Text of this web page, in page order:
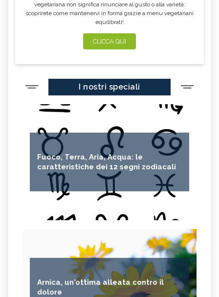
vegetariana non significa rinunciare al gusto o alla varietà:
scoprirete come mantenervi in forma grazie a menu vegetariani
equilibrati!
CLICCA QUI
I nostri speciali
Fuoco, Terra, Aria, Acqua: le
caratteristiche dei 12 segni zodiacali
Arnica, un'ottima alleata contro il
dolore